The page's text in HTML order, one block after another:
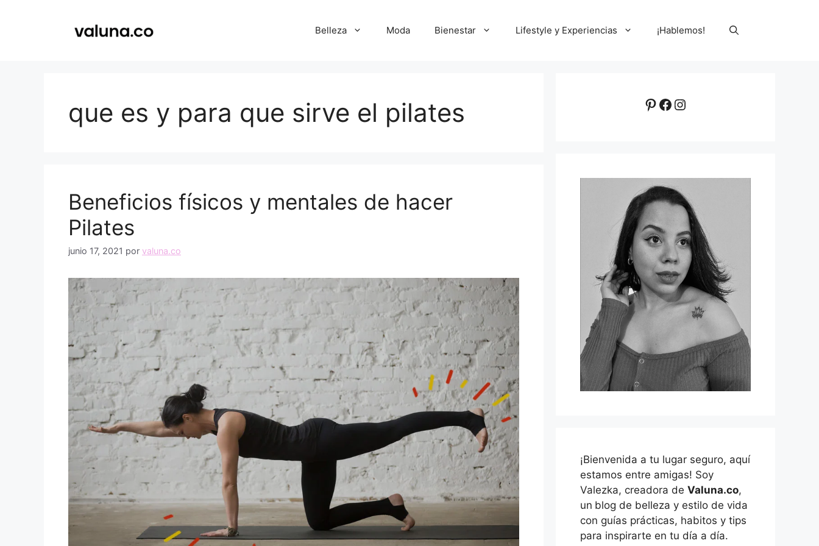
Belleza Moda Bienestar Lifestyle y Experiencias ¡Hablemos!
que es y para que sirve el pilates
Beneficios físicos y mentales de hacer
Pilates
junio 17, 2021 por valuna.co
Pinterest
Facebook
Instagram
¡Bienvenida a tu lugar seguro, aquí
estamos entre amigas! Soy
Valezka, creadora de Valuna.co,
un blog de belleza y estilo de vida
con guías prácticas, habitos y tips
para inspirarte en tu día a día.